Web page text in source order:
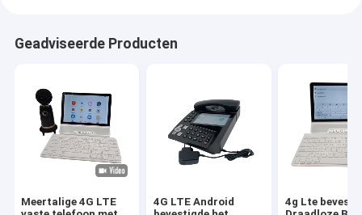
Geadviseerde Producten
Meertalige 4G LTE
4G LTE Android
4g Lte